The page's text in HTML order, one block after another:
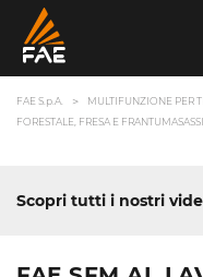
FAE S.p.A. MULTIFUNZIONE PER
FORESTALE, FRESA E FRANTUMASASSI
Scopri tutti i nostri